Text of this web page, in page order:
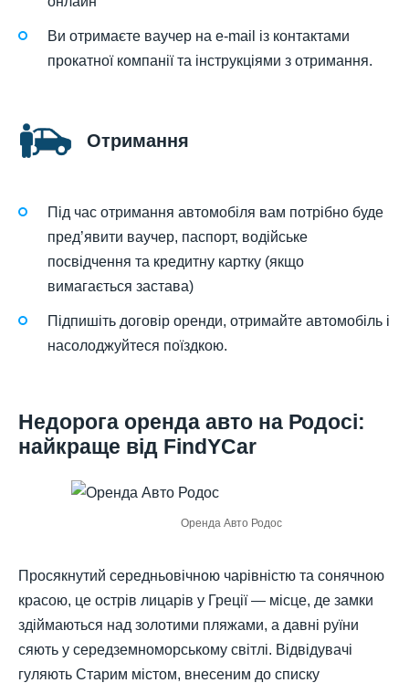
Ви отримаєте ваучер на e-mail із контактами
прокатної компанії та інструкціями з отримання.
Отримання
Під час отримання автомобіля вам потрібно буде
пред’явити ваучер, паспорт, водійське
посвідчення та кредитну картку (якщо
вимагається застава)
Підпишіть договір оренди, отримайте автомобіль і
насолоджуйтеся поїздкою.
Недорога оренда авто на Родосі:
найкраще від FindYCar
Оренда Авто Родос
Просякнутий середньовічною чарівністю та сонячною
красою, це острів лицарів у Греції — місце, де замки
здіймаються над золотими пляжами, а давні руїни
сяють у середземноморському світлі. Відвідувачі
гуляють Старим містом, внесеним до списку